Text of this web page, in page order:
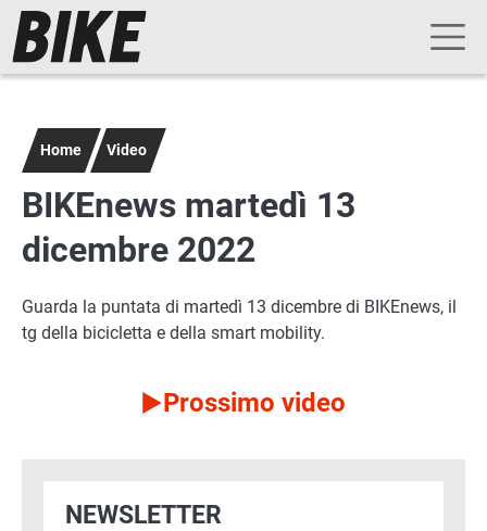
Salta al contenuto principale
Navigazione principale
Home Video
BIKEnews martedì 13
dicembre 2022
Guarda la puntata di martedì 13 dicembre di BIKEnews, il
tg della bicicletta e della smart mobility.
Prossimo video
NEWSLETTER